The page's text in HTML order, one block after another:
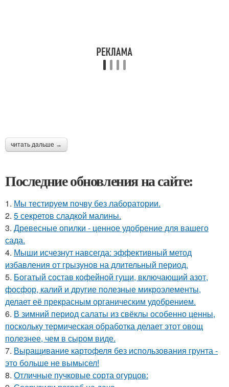
читать дальше →
Последние обновления на сайте:
1. Мы тестируем почву без лаборатории.
2. 5 секретов сладкой малины.
3. Древесные опилки - ценное удобрение для вашего
сада.
4. Мыши исчезнут навсегда: эффективный метод
избавления от грызунов на длительный период.
5. Богатый состав кофейной гущи, включающий азот,
фосфор, калий и другие полезные микроэлементы,
делает её прекрасным органическим удобрением.
6. В зимний период салаты из свёклы особенно ценны,
поскольку термическая обработка делает этот овощ
полезнее, чем в сыром виде.
7. Выращивание картофеля без использования грунта -
это больше не вымысел!
8. Отличные пучковые сорта огурцов: